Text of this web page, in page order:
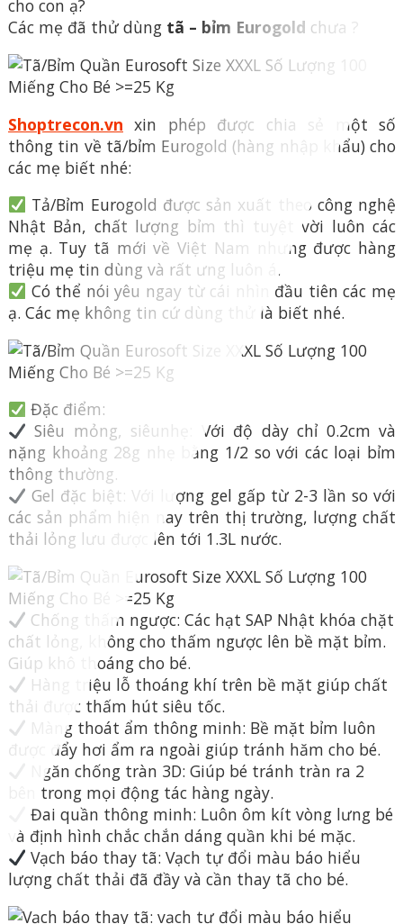
cho con ạ?
Các mẹ đã thử dùng tã – bỉm Eurogold chưa ?
Shoptrecon.vn xin phép được chia sẻ một số
thông tin về tã/bỉm Eurogold (hàng nhập khẩu) cho
các mẹ biết nhé:
Tả/Bỉm Eurogold được sản xuất theo công nghệ
Nhật Bản, chất lượng bỉm thì tuyệt vời luôn các
mẹ ạ. Tuy tã mới về Việt Nam nhưng được hàng
triệu mẹ tin dùng và rất ưng luôn á.
Có thể nói yêu ngay từ cái nhìn đầu tiên các mẹ
ạ. Các mẹ không tin cứ dùng thử là biết nhé.
Đặc điểm:
Siêu mỏng, siêunhẹ: Với độ dày chỉ 0.2cm và
nặng khoảng 28g nhẹ bằng 1/2 so với các loại bỉm
thông thường.
Gel đặc biệt: Với lượng gel gấp từ 2-3 lần so với
các sản phẩm hiện nay trên thị trường, lượng chất
thải lỏng lưu được lên tới 1.3L nước.
Chống thấm ngược: Các hạt SAP Nhật khóa chặt
chất lỏng, không cho thấm ngược lên bề mặt bỉm.
Giúp khô thoáng cho bé.
Hàng triệu lỗ thoáng khí trên bề mặt giúp chất
thải được thấm hút siêu tốc.
Màng thoát ẩm thông minh: Bề mặt bỉm luôn
được đẩy hơi ẩm ra ngoài giúp tránh hăm cho bé.
Ngăn chống tràn 3D: Giúp bé tránh tràn ra 2
bên trong mọi động tác hàng ngày.
Đai quần thông minh: Luôn ôm kít vòng lưng bé
và định hình chắc chắn dáng quần khi bé mặc.
Vạch báo thay tã: Vạch tự đổi màu báo hiểu
lượng chất thải đã đầy và cần thay tã cho bé.